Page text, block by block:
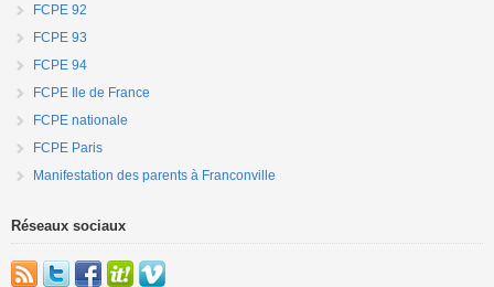
FCPE 92
FCPE 93
FCPE 94
FCPE Ile de France
FCPE nationale
FCPE Paris
Manifestation des parents à Franconville
Réseaux sociaux